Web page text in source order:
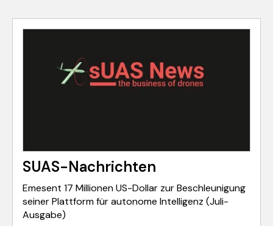
SUAS-Nachrichten
Emesent 17 Millionen US-Dollar zur Beschleunigung
seiner Plattform für autonome Intelligenz (Juli-
Ausgabe)